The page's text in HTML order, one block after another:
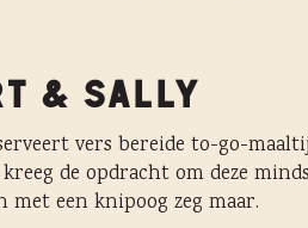
& SALLY
vers bereide to-go-
kreeg de opdracht om deze
met een knipoog zeg maar.